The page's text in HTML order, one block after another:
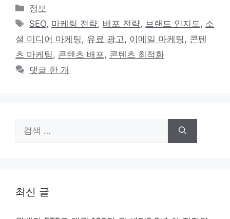
카
테
리
정보
태
그
SEO, 마케팅 전략, 배포 전략, 브랜드 인지도 , 소
셜 미디어 마케팅 , 유료 광고 , 이메일 마케팅 , 콘텐
츠 마케팅 , 콘텐츠 배포 , 콘텐츠 최적화
댓글 한 개
색:
최신 글